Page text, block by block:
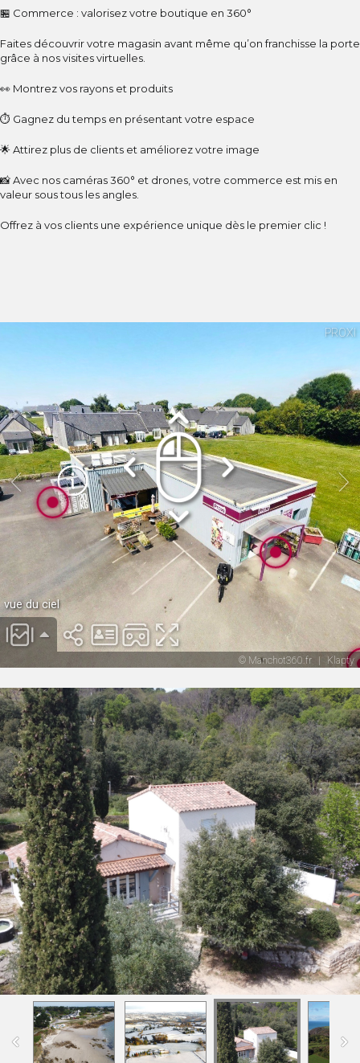
🏪 Commerce : valorisez votre boutique en 360°
Faites découvrir votre magasin avant même qu’on franchisse la porte
grâce à nos visites virtuelles.
👀 Montrez vos rayons et produits
⏱ Gagnez du temps en présentant votre espace
🌟 Attirez plus de clients et améliorez votre image
📸 Avec nos caméras 360° et drones, votre commerce est mis en
valeur sous tous les angles.
Offrez à vos clients une expérience unique dès le premier clic !